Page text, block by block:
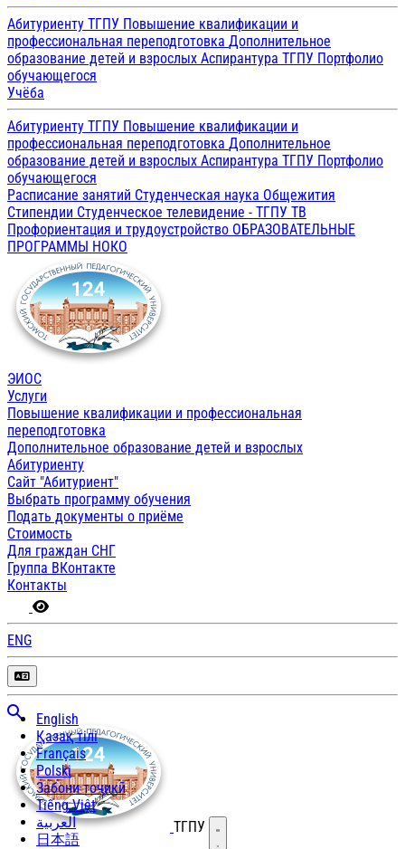
Абитуриенту ТГПУ Повышение квалификации и
профессиональная переподготовка Дополнительное
образование детей и взрослых Аспирантура ТГПУ Портфолио
обучающегося
Учёба
Абитуриенту ТГПУ Повышение квалификации и
профессиональная переподготовка Дополнительное
образование детей и взрослых Аспирантура ТГПУ Портфолио
обучающегося
Расписание занятий Студенческая наука Общежития
Стипендии Студенческое телевидение - ТГПУ ТВ
Профориентация и трудоустройство ОБРАЗОВАТЕЛЬНЫЕ
ПРОГРАММЫ НОКО
ЭИОС
Услуги
Повышение квалификации и профессиональная
переподготовка
Дополнительное образование детей и взрослых
Абитуриенту
Сайт "Абитуриент"
Выбрать программу обучения
Подать документы о приёме
Стоимость
Для граждан СНГ
Группа ВКонтакте
Контакты
ENG
English
Қазақ тілі
Français
Polski
Забони тоҷикӣ
Tiếng Việt
العربية
日本語
ТГПУ Открыть меню